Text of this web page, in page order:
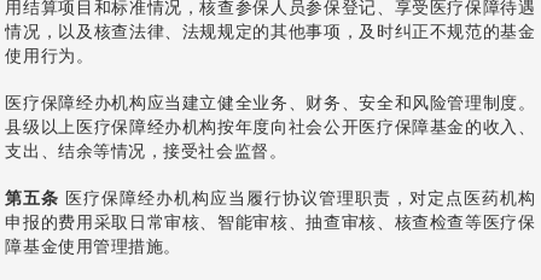
用结算项目和标准情况，核查参保人员参保登记、享受医疗保障待遇
情况，以及核查法律、法规规定的其他事项，及时纠正不规范的基金
使用行为。
医疗保障经办机构应当建立健全业务、财务、安全和风险管理制度。
县级以上医疗保障经办机构按年度向社会公开医疗保障基金的收入、
支出、结余等情况，接受社会监督。
第五条 医疗保障经办机构应当履行协议管理职责，对定点医药机构
申报的费用采取日常审核、智能审核、抽查审核、核查检查等医疗保
障基金使用管理措施。